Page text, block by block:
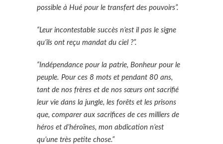
possible à Hué pour le transfert des pouvoirs”.
“Leur incontestable succès n’est il pas le signe
qu’ils ont reçu mandat du ciel ?”.
“Indépendance pour la patrie, Bonheur pour le
peuple. Pour ces 8 mots et pendant 80 ans,
tant de nos frères et de nos sœurs ont sacrifié
leur vie dans la jungle, les forêts et les prisons
que, comparer aux sacrifices de ces milliers de
héros et d’héroïnes, mon abdication n’est
qu’une très petite chose.”